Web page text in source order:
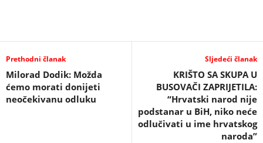
Prethodni članak
Milorad Dodik: Možda
ćemo morati donijeti
neočekivanu odluku
Sljedeći članak
KRIŠTO SA SKUPA U
BUSOVAČI ZAPRIJETILA:
“Hrvatski narod nije
podstanar u BiH, niko neće
odlučivati u ime hrvatskog
naroda”